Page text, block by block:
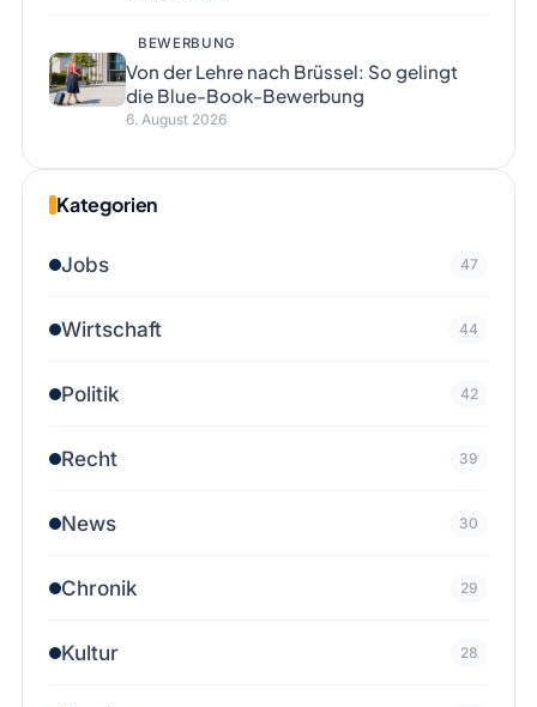
BEWERBUNG
Von der Lehre nach Brüssel: So gelingt
die Blue-Book-Bewerbung
6. August 2026
Kategorien
Jobs 47
Wirtschaft 44
Politik 42
Recht 39
News 30
Chronik 29
Kultur 28